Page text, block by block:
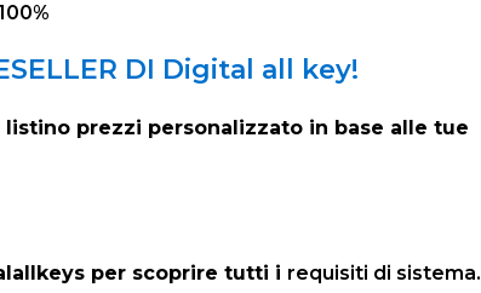
DI Digital all key!
prezzi personalizzato in base alle tue
per scoprire tutti i requisiti di sistema.